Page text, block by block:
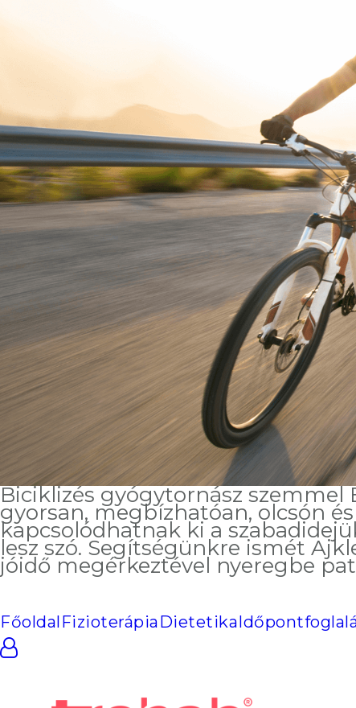
Biciklizés gyógytornász szemmel
gyorsan, megbízhatóan, olcsón
kapcsolódhatnak ki a
lesz szó. Segítségünkre ismét
jóidő megérkeztével nyeregbe
FőoldalFizioterápiaDietetika